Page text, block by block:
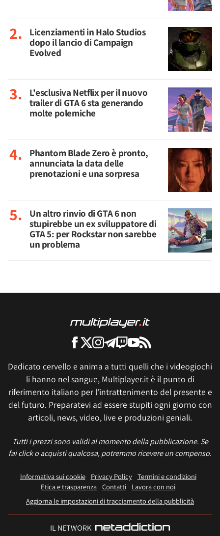
Licenziamenti in Halo Studios
dopo il lancio di Campaign
Evolved
L'esclusiva Netflix per il nuovo
trailer di GTA 6 sta generando
molte polemiche
Phantom Blade Zero è pronto,
annunciata la data delle
prenotazioni e una sorpresa
Un altro rinvio di GTA 6 non
stupirebbe un ex sviluppatore di
GTA 5: per Rockstar non sarebbe
un problema
Dedicato cervello e anima a tutti quelli che i videogiochi
li hanno nel sangue, Multiplayer.it è il punto di
riferimento italiano per l'intrattenimento del presente e
del futuro. Preparatevi ad essere stupiti ogni giorno con
articoli, news, video, live e produzioni geniali.
Tutti i prezzi sono validi al momento della pubblicazione. Se
fai click o acquisti qualcosa, potremmo ricevere un compenso.
Informativa sui cookie Privacy Policy
Termini e condizioni
Etica e trasparenza Contatti
Lavora con noi
Aggiorna le impostazioni di tracciamento della pubblicità
IL NETWORK